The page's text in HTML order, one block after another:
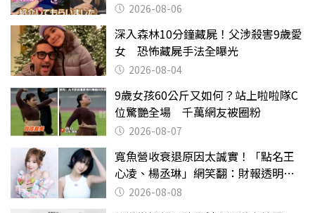
2026-08-06
深入森林10分鐘藏屍！父涉殺害9歲愛
女 恐怖藏屍手法全曝光
2026-08-04
9歲女孩60公斤又如何？站上啦啦隊C
位驚艷全場 千萬網友被圈粉
2026-08-07
寬魚營收衰退原因太誠實！「點名王
心凌、楊丞琳」網笑翻：財報透明度
滿分2026-08-08